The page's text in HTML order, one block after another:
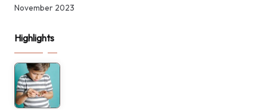
November 2023
Highlights